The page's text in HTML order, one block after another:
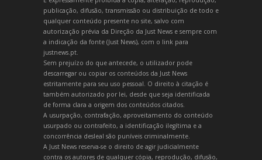
publicação, difusão, transmissão ou distribuição de todo e
qualquer conteúdo presente no site, salvo com
autorização prévia da Direção da Just News e sempre com
a indicação da fonte (Just News), com o link para
justnews.pt.
Sem prejuízo do que antecede, o utilizador pode
descarregar ou copiar os conteúdos da Just News
estritamente para seu uso pessoal. O direito à citação é
também autorizado por lei, desde que seja identificada
de forma clara a origem dos conteúdos citados.
A usurpação, contrafação, aproveitamento do conteúdo
usurpado ou contrafeito, a identificação ilegítima e a
concorrência desleal são puníveis criminalmente.
A Just News reserva-se o direito de agir judicialmente
contra os autores de qualquer cópia, reprodução, difusão,